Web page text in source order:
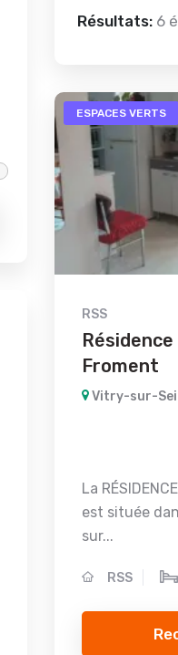
Résultats: 6
ESPACES VERTS
RSS
Froment
Vitry-sur-
La
est située
sur...
RSS